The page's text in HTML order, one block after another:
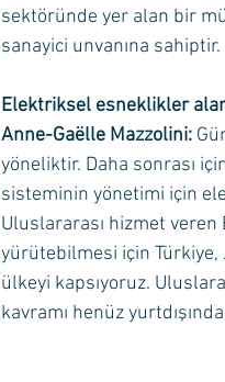
sektöründe yer alan bir
sanayici unvanına sahiptir.
Elektriksel esneklikler
Anne-Gaëlle Mazzolini:
yöneliktir. Daha sonrası
sisteminin yönetimi için
Uluslararası hizmet veren
yürütebilmesi için Türkiye,
ülkeyi kapsıyoruz.
kavramı henüz